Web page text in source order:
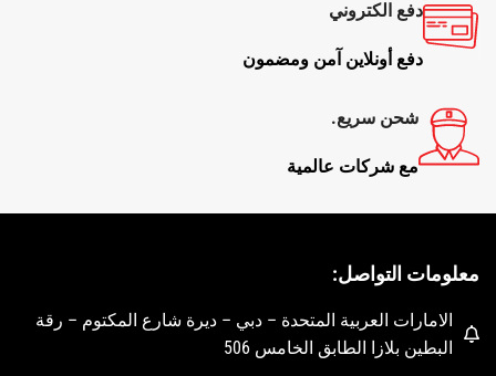
دفع الكتروني
دفع أونلاين آمن ومضمون
شحن سريع.
مع شركات عالمية
معلومات التواصل:
الامارات العربية المتحدة – دبي – ديرة شارع المكتوم – رقة
البطين بلازا الطابق الخامس 506